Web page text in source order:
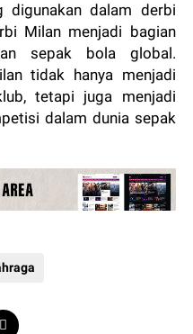
digunakan dalam derbi
Milan menjadi bagian
sepak bola global.
tidak hanya menjadi
tetapi juga menjadi
dalam dunia sepak